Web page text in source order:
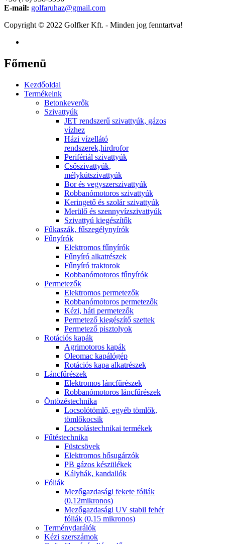
E-mail: golfaruhaz@gmail.com
Copyright © 2022 Golfker Kft. - Minden jog fenntartva!
Főmenü
Kezdőoldal
Termékeink
Betonkeverők
Szivattyúk
JET rendszerű szivattyúk, gázos
vízhez
Házi vízellátó
rendszerek,hirdrofor
Perifériál szivattyúk
Csőszivattyúk,
mélykútszivattyúk
Bor és vegyszerszivattyúk
Robbanómotoros szivattyúk
Keringető és szolár szivattyúk
Merülő és szennyvízszivattyúk
Szivattyú kiegészítők
Fűkaszák, fűszegélynyírók
Fűnyírók
Elektromos fűnyírók
Fűnyíró alkatrészek
Fűnyíró traktorok
Robbanómotoros fűnyírók
Permetezők
Elektromos permetezők
Robbanómotoros permetezők
Kézi, háti permetezők
Permetező kiegészítő szettek
Permetező pisztolyok
Rotációs kapák
Agrimotoros kapák
Oleomac kapálógép
Rotációs kapa alkatrészek
Láncfűrészek
Elektromos láncfűrészek
Robbanómotoros láncfűrészek
Öntözéstechnika
Locsolótömlő, egyéb tömlők,
tömlőkocsik
Locsolástechnikai termékek
Fűtéstechnika
Füstcsövek
Elektromos hősugárzók
PB gázos készülékek
Kályhák, kandallók
Fóliák
Mezőgazdasági fekete fóliák
(0,12mikronos)
Mezőgazdasági UV stabil fehér
fóliák (0,15 mikronos)
Terménydarálók
Kézi szerszámok